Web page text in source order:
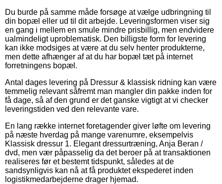
Du burde på samme måde forsøge at vælge udbringning til
din bopæl eller ud til dit arbejde. Leveringsformen viser sig
en gang i mellem en smule mindre prisbillig, men endvidere
ualmindeligt uproblematisk. Den billigste form for levering
kan ikke modsiges at være at du selv henter produkterne,
men dette afhænger af at du har bopæl tæt på internet
forretningens bopæl.
Antal dages levering på Dressur & klassisk ridning kan være
temmelig relevant såfremt man mangler din pakke inden for
få dage, så af den grund er det ganske vigtigt at vi checker
leveringstiden ved den relevante vare.
En lang række internet foretagender giver løfte om levering
på næste hverdag på mange varenumre, eksempelvis
Klassisk dressur 1. Elegant dressurtræning, Anja Beran /
dvd, men vær påpasselig da det beroer på at transaktionen
realiseres før et bestemt tidspunkt, således at de
sandsynligvis kan nå at få produktet ekspederet inden
logistikmedarbejderne drager hjemad.